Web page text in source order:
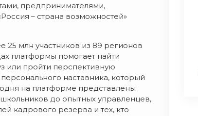
предпринимателями,
– страна возможностей»
25 млн участников из 89 регионов
платформы помогает найти
или пройти перспективную
наставника, который
на платформе представлены
до опытных управленцев,
кадрового резерва и тех, кто